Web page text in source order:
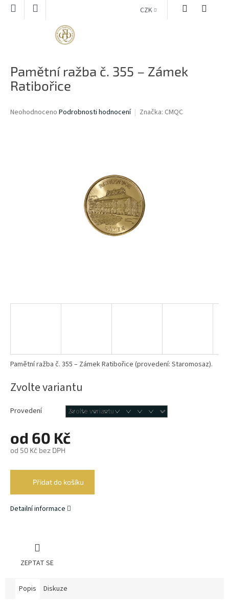
Přejít
CZK
Pamětní ražba č. 355 – Zámek
Ratibořice
Průměrné
Neohodnoceno Podrobnosti hodnocení Značka: CMQC
od 60 Kč
od 50 Kč bez DPH
Zvolte variantu
Provedení
Přidat do košíku
Pamětní ražba č. 355 – Zámek Ratibořice (provedení: Staromosaz).
Detailní informace
ZEPTAT SE
Popis Diskuze